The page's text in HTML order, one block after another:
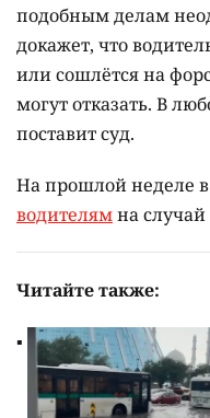
подобным делам
докажет, что
или сошлётся на
могут отказать. В
поставит суд.
На прошлой неделе
водителямна случай
Читайте также: